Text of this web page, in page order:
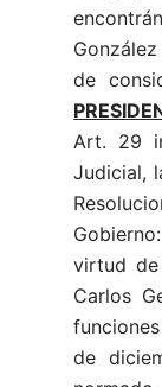
de
Art. 29
Judicial,
Gobierno:
virtud
Carlos
de